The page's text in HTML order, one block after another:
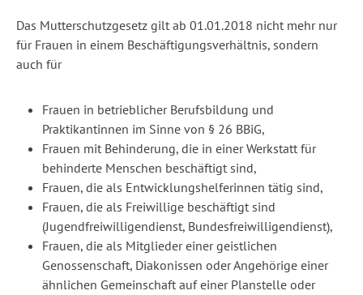
Das Mutterschutzgesetz gilt ab 01.01.2018 nicht mehr nur
für Frauen in einem Beschäftigungsverhältnis, sondern
auch für
Frauen in betrieblicher Berufsbildung und
Praktikantinnen im Sinne von § 26 BBiG,
Frauen mit Behinderung, die in einer Werkstatt für
behinderte Menschen beschäftigt sind,
Frauen, die als Entwicklungshelferinnen tätig sind,
Frauen, die als Freiwillige beschäftigt sind
(Jugendfreiwilligendienst, Bundesfreiwilligendienst),
Frauen, die als Mitglieder einer geistlichen
Genossenschaft, Diakonissen oder Angehörige einer
ähnlichen Gemeinschaft auf einer Planstelle oder